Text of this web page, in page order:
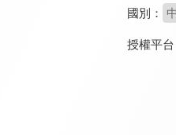
國別：
授權平台